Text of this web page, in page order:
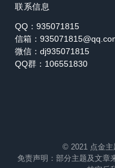
联系信息
QQ：935071815
信箱：
微信：dj935071815
QQ群：106551830
© 2021 点金主
免责声明：部分主题及文章